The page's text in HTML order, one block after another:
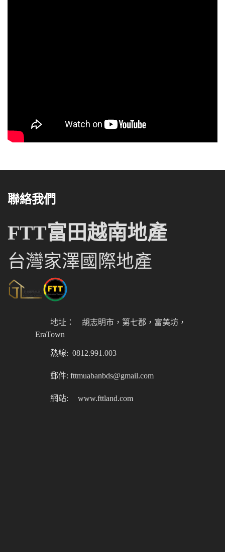
聯絡我們
FTT富田越南地產
台灣家澤國際地產
地址：
胡志明市，第七郡，富美坊，
EraTown
熱線: 0812.991.003
郵件: fttmuabanbds@gmail.com
網站: www.fttland.com